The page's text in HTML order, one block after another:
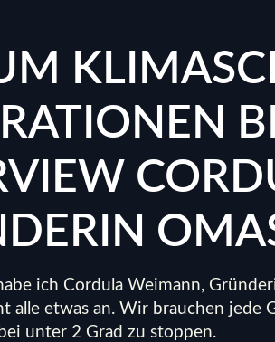
ich Cordula Weimann,
alle etwas an. Wir brauchen
unter 2 Grad zu stoppen.